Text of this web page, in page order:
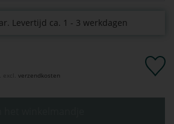
Levertijd ca. 1 - 3 werkdagen
excl. verzendkosten